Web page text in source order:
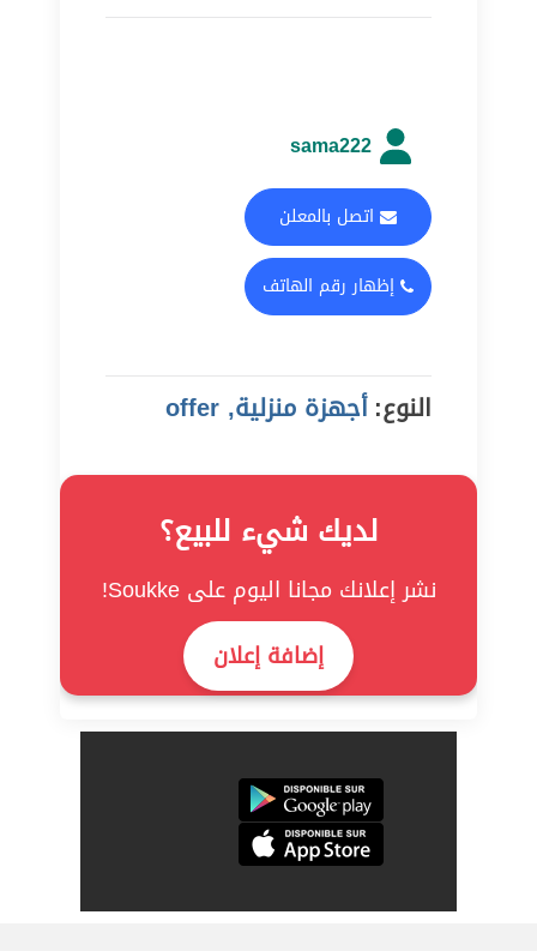
sama222
اتصل بالمعلن
إظهار رقم الهاتف
النوع:أجهزة منزلية, offer
لديك شيء للبيع؟
نشر إعلانك مجانا اليوم على Soukke!
إضافة إعلان